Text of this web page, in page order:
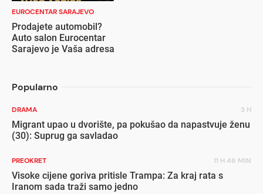
EUROCENTAR SARAJEVO
Prodajete automobil?
Auto salon Eurocentar
Sarajevo je Vaša adresa
Popularno
DRAMA 3 H
Migrant upao u dvorište, pa pokušao da napastvuje ženu
(30): Suprug ga savladao
PREOKRET 11 H 46 MIN
Visoke cijene goriva pritisle Trampa: Za kraj rata s
Iranom sada traži samo jedno